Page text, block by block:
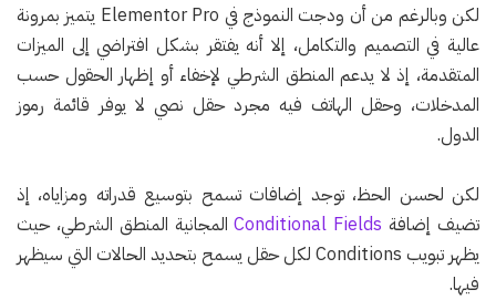
لكن وبالرغم من أن ودجت النموذج في Elementor Pro يتميز بمرونة
عالية في التصميم والتكامل، إلا أنه يفتقر بشكل افتراضي إلى الميزات
المتقدمة، إذ لا يدعم المنطق الشرطي لإخفاء أو إظهار الحقول حسب
المدخلات، وحقل الهاتف فيه مجرد حقل نصي لا يوفر قائمة رموز
الدول.
لكن لحسن الحظ، توجد إضافات تسمح بتوسيع قدراته ومزاياه، إذ
تضيف إضافة Conditional Fieldsالمجانية المنطق الشرطي، حيث
يظهر تبويب Conditions لكل حقل يسمح بتحديد الحالات التي سيظهر
فيها.